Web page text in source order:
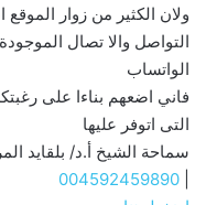
ولان الكثير من زوار
التواصل والا تصال
الواتساب
فاني اضعهم بناءا على
التى اتوفر عليها
سماحة الشيخ أ.د/ بلقايد
004592459890